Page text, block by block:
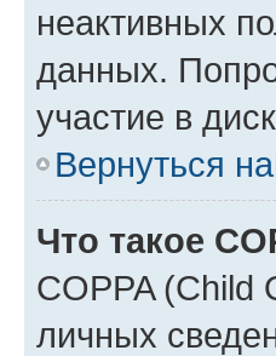
неактивных
данных.
участие в
Вернуться
Что такое
COPPA (Child
личных